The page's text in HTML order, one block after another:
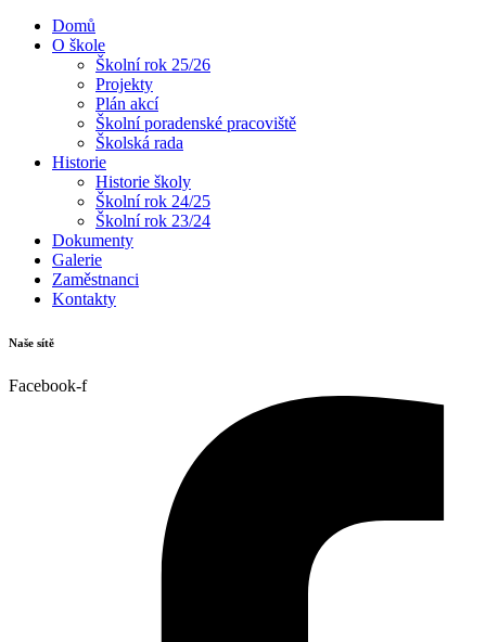
Domů
O škole
Školní rok 25/26
Projekty
Plán akcí
Školní poradenské pracoviště
Školská rada
Historie
Historie školy
Školní rok 24/25
Školní rok 23/24
Dokumenty
Galerie
Zaměstnanci
Kontakty
Naše sítě
Facebook-f